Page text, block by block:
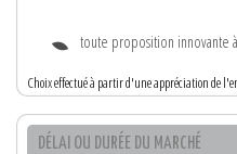
toute proposition innovante
Choix effectué à partir d'une appréciation de
DÉLAI OU DURÉE DU MARCHÉ